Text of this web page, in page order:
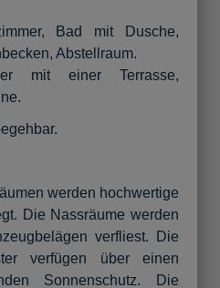
Bad mit Dusche,
Abstellraum.
mit einer Terrasse,
werden hochwertige
Die Nassräume werden
verfliest. Die
verfügen über einen
Sonnenschutz. Die